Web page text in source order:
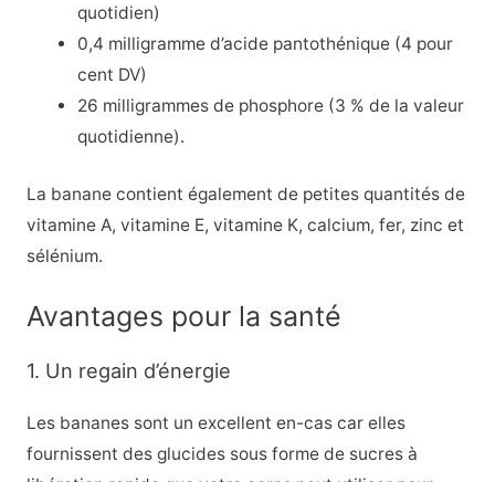
quotidien)
0,4 milligramme d’acide pantothénique (4 pour
cent DV)
26 milligrammes de phosphore (3 % de la valeur
quotidienne).
La banane contient également de petites quantités de
vitamine A, vitamine E, vitamine K, calcium, fer, zinc et
sélénium.
Avantages pour la santé
1. Un regain d’énergie
Les bananes sont un excellent en-cas car elles
fournissent des glucides sous forme de sucres à